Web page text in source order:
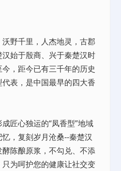
野千里，人杰地灵，古郡
始于殷商、兴于秦楚汉时
，距今已有三千年的历史
表，是中国最早的四大香
匠心独运的“凤香型”地域
，复刻岁月沧桑--秦楚汉
陈酿原浆，不勾兑、不添
为呵护您的健康让社交变